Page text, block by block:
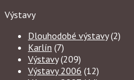
Výstavy
Dlouhodobé výstavy(2)
Karlín (7)
Výstavy(209)
Výstavy 2006 (12)